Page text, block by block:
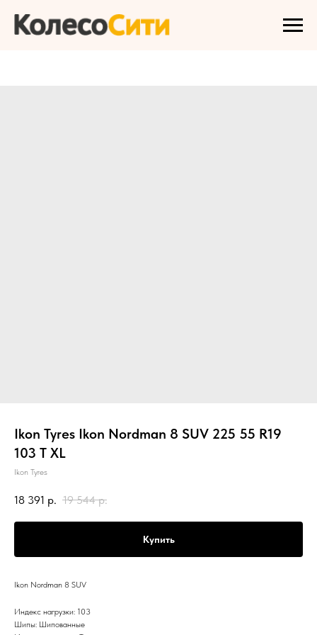
Ikon Tyres Ikon Nordman 8 SUV 225 55 R19
103 T XL
Ikon Tyres
18 391 р. 19 544 р.
Купить
Ikon Nordman 8 SUV
Индекс нагрузки: 103
Шипы: Шипованные